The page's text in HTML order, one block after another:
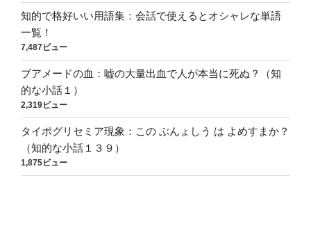
知的で格好いい用語集：会話で使えるとオシャレな単語
一覧！
7,487ビュー
ブアメードの血：嘘の大量出血で人が本当に死ぬ？（知
的な小話１）
2,319ビュー
タイポグリセミア現象：この ぶんょしう は よめすまか？
（知的な小話１３９）
1,875ビュー